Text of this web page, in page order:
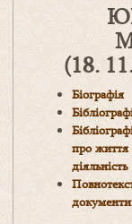
(18.
Біографія
про життя
діяльність
документи